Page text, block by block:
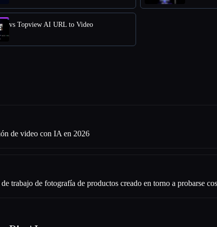
vs Topview AI URL to Video
de video con IA en 2026
trabajo de fotografía de productos creado en torno a probarse